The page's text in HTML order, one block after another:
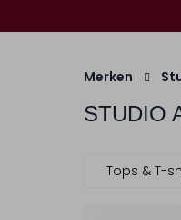
Merken
STUDIO
Tops & T-